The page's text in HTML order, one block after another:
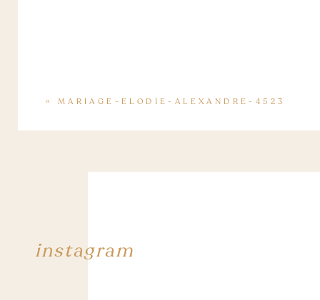
« MARIAGE-ELODIE-ALEXANDRE-4523
instagram